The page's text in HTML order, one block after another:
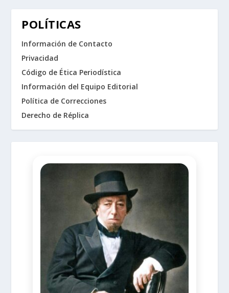
POLÍTICAS
Información de Contacto
Privacidad
Código de Ética Periodística
Información del Equipo Editorial
Política de Correcciones
Derecho de Réplica